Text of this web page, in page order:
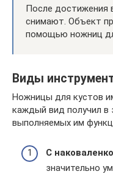
После достижения
снимают. Объект
помощью ножниц
Виды
Ножницы для кустов
каждый вид получил в
выполняемых им
С
значительно